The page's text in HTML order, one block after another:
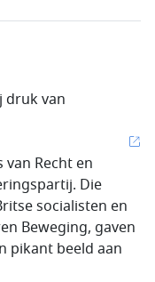
druk van
Recht en
Die
socialisten en
Beweging, gaven
pikant beeld aan